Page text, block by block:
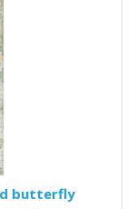
butterfly